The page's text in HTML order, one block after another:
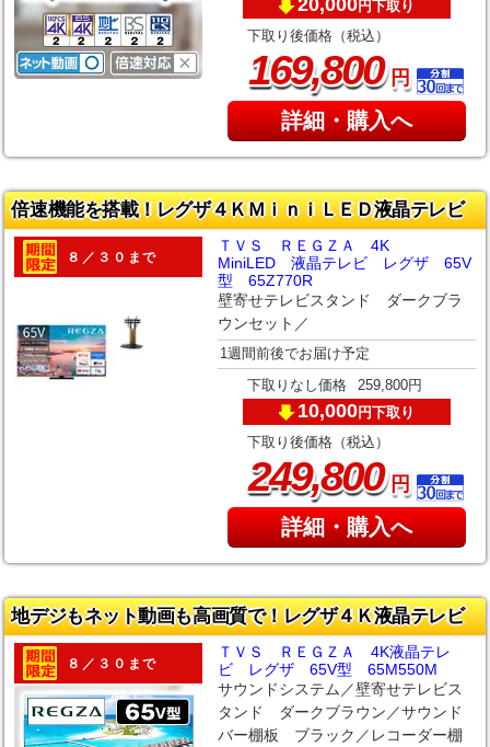
20,000円下取り
下取り後価格（税込）
169,800円
詳細・購入へ
倍速機能を搭載！レグザ４ＫＭｉｎｉＬＥＤ液晶テレビ
８／３０まで
ＴＶＳ ＲＥＧＺＡ 4K
MiniLED 液晶テレビ レグザ 65V
型 65Z770R
壁寄せテレビスタンド ダークブラ
ウンセット／
1週間前後でお届け予定
下取りなし価格 259,800円
10,000円下取り
下取り後価格（税込）
249,800円
詳細・購入へ
地デジもネット動画も高画質で！レグザ４Ｋ液晶テレビ
８／３０まで
ＴＶＳ ＲＥＧＺＡ 4K液晶テレ
ビ レグザ 65V型 65M550M
サウンドシステム／壁寄せテレビス
タンド ダークブラウン／サウンド
バー棚板 ブラック／レコーダー棚